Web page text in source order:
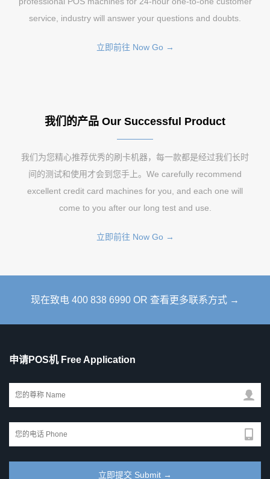
service, industry will answer your questions and doubts.
立即前往 Now Go →
我们的产品 Our Successful Product
我们为您精心推荐优秀的刷卡机器，每一款都是经过我们长时
间的测试和使用才会到您手上。We carefully recommend
excellent credit card machines for you, and each one will
come to you after our long test and use.
立即前往 Now Go →
现在致电 400 838 6990 OR 查看更多联系方式 →
申请POS机 Free Application